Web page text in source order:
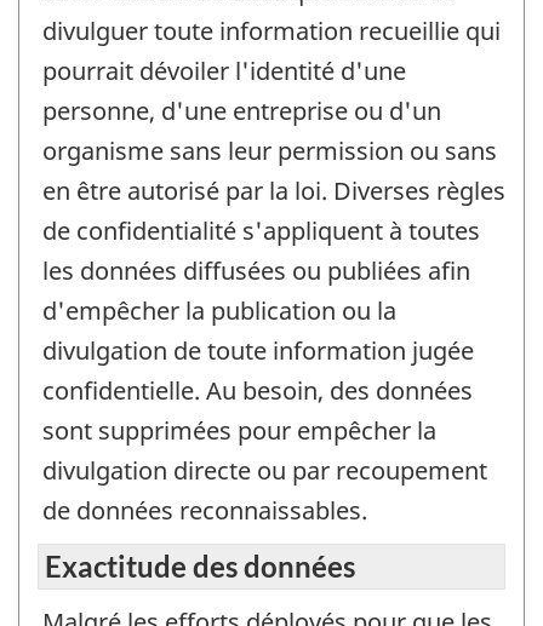
divulguer toute information recueillie qui
pourrait dévoiler l'identité d'une
personne, d'une entreprise ou d'un
organisme sans leur permission ou sans
en être autorisé par la loi. Diverses règles
de confidentialité s'appliquent à toutes
les données diffusées ou publiées afin
d'empêcher la publication ou la
divulgation de toute information jugée
confidentielle. Au besoin, des données
sont supprimées pour empêcher la
divulgation directe ou par recoupement
de données reconnaissables.
Exactitude des données